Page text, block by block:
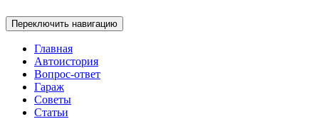
Переключить навигацию
Главная
Автоистория
Вопрос-ответ
Гараж
Советы
Статьи